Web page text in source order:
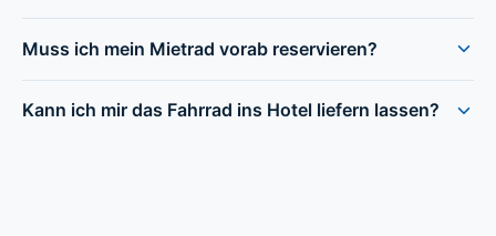
Muss ich mein Mietrad vorab reservieren?
Kann ich mir das Fahrrad ins Hotel liefern lassen?